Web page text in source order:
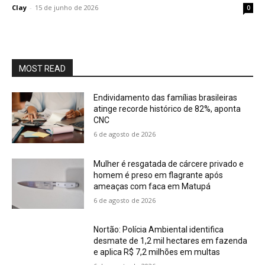
Clay - 15 de junho de 2026 0
MOST READ
Endividamento das famílias brasileiras
atinge recorde histórico de 82%, aponta
CNC
6 de agosto de 2026
Mulher é resgatada de cárcere privado e
homem é preso em flagrante após
ameaças com faca em Matupá
6 de agosto de 2026
Nortão: Polícia Ambiental identifica
desmate de 1,2 mil hectares em fazenda
e aplica R$ 7,2 milhões em multas